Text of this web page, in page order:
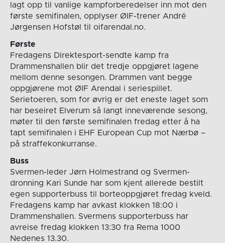
lagt opp til vanlige kampforberedelser inn mot den
første semifinalen, opplyser ØIF-trener André
Jørgensen Hofstøl til oifarendal.no.
Første
Fredagens Direktesport-sendte kamp fra
Drammenshallen blir det tredje oppgjøret lagene
mellom denne sesongen. Drammen vant begge
oppgjørene mot ØIF Arendal i seriespillet.
Serietoeren, som for øvrig er det eneste laget som
har beseiret Elverum så langt inneværende sesong,
møter til den første semifinalen fredag etter å ha
tapt semifinalen i EHF European Cup mot Nærbø –
på straffekonkurranse.
Buss
Svermen-leder Jørn Holmestrand og Svermen-
dronning Kari Sunde har som kjent allerede bestilt
egen supporterbuss til borteoppgjøret fredag kveld.
Fredagens kamp har avkast klokken 18:00 i
Drammenshallen. Svermens supporterbuss har
avreise fredag klokken 13:30 fra Rema 1000
Nedenes 13.30.